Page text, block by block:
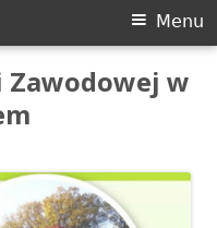
Zawodowej w
Menu